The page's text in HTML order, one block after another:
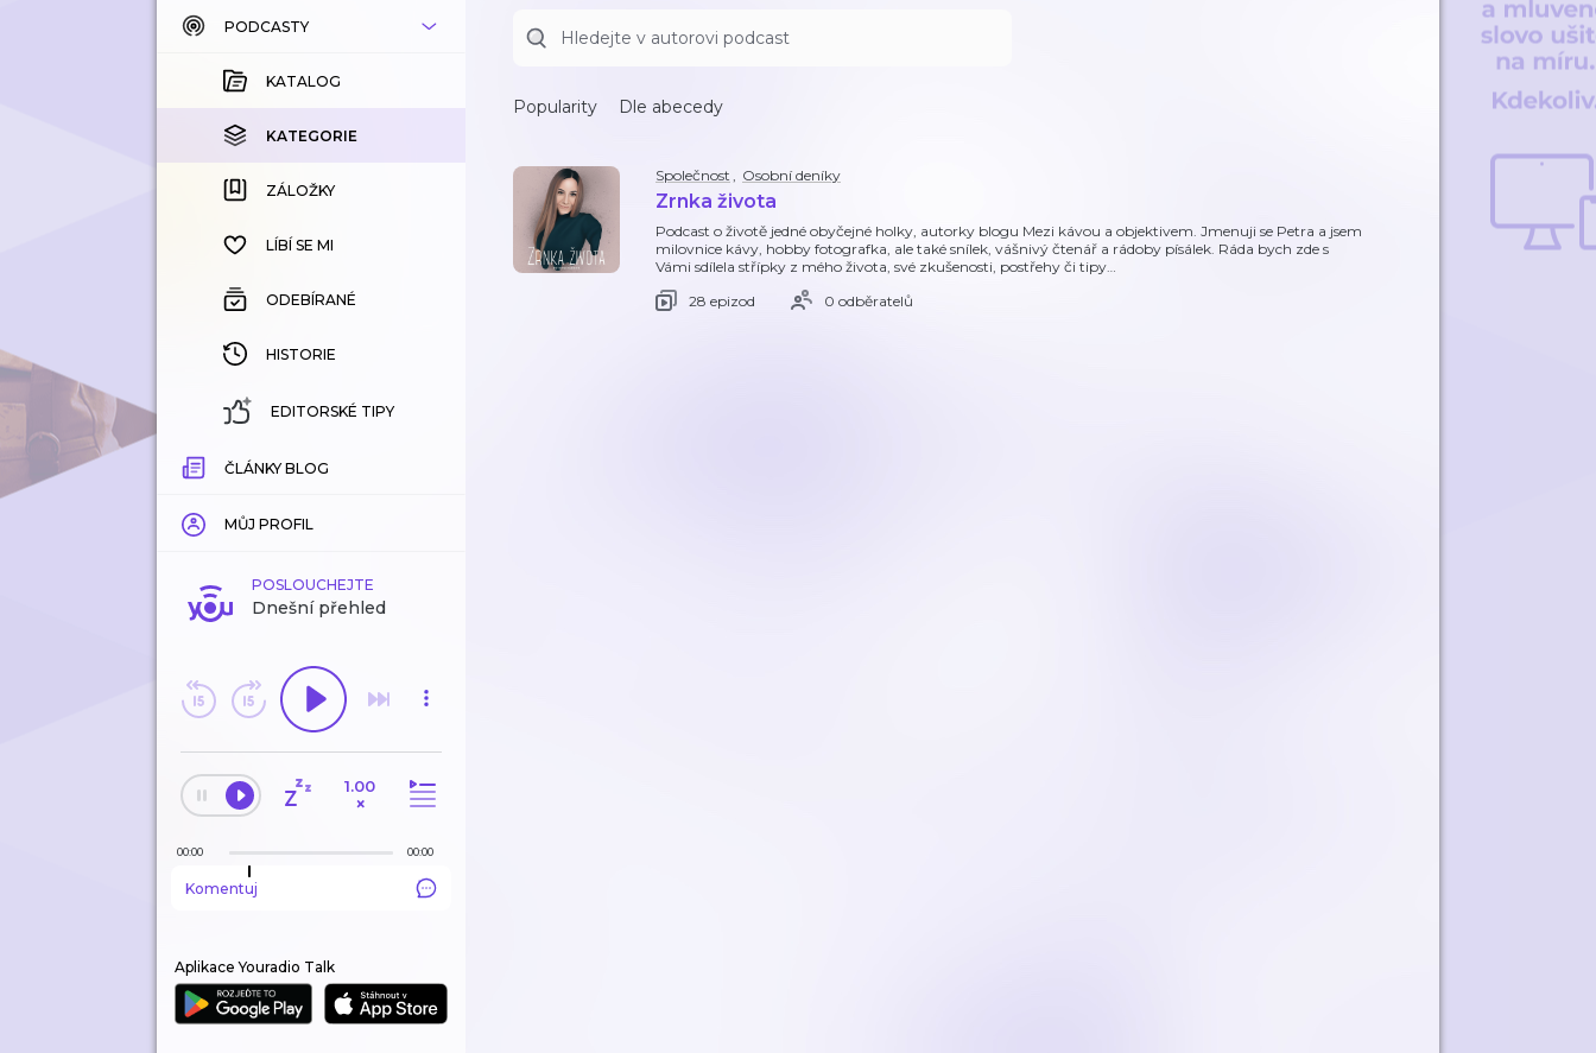
KATALOG
KOUPENÉ
KATEGORIE
ZÁLOŽKY
HISTORIE
PODCASTY
KATALOG
KATEGORIE
ZÁLOŽKY
LÍBÍ SE MI
ODEBÍRANÉ
HISTORIE
EDITORSKÉ TIPY
ČLÁNKY BLOG
MŮJ PROFIL
POSLOUCHEJTE
Dnešní přehled
1.00
×
00:00 00:00
Komentuj
Aplikace Youradio Talk
Popularity Dle abecedy
Společnost , Osobní deníky
Zrnka života
Podcast o životě jedné obyčejné holky, autorky blogu Mezi kávou a objektivem. Jmenuji se Petra a jsem
milovnice kávy, hobby fotografka, ale také snílek, vášnivý čtenář a rádoby písálek. Ráda bych zde s
Vámi sdílela střípky z mého života, své zkušenosti, postřehy či tipy…
28 epizod
0 odběratelů